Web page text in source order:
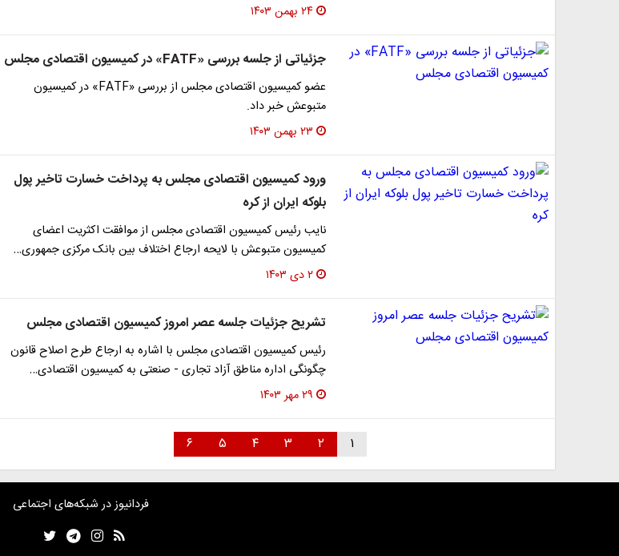
۲۴ بهمن ۱۴۰۳
جزئیاتی از جلسه بررسی «FATF» در کمیسیون اقتصادی مجلس
عضو کمیسیون اقتصادی مجلس از بررسی «FATF» در کمیسیون
متبوعش خبر داد.
۲۳ بهمن ۱۴۰۳
ورود کمیسیون اقتصادی مجلس به پرداخت خسارت تاخیر پول
بلوکه ایران از کره
نایب رئیس کمیسیون اقتصادی مجلس از موافقت اکثریت اعضای
کمیسیون متبوعش با لایحه ارجاع اختلاف بین بانک مرکزی جمهوری…
۲ دی ۱۴۰۳
تشریح جزئیات جلسه عصر امروز کمیسیون اقتصادی مجلس
رئیس کمیسیون اقتصادی مجلس با اشاره به ارجاع طرح اصلاح قانون
چگونگی اداره مناطق آزاد تجاری - صنعتی به کمیسیون اقتصادی…
۲۹ مهر ۱۴۰۳
۱ ۲ ۳ ۴ ۵ ۶
فردانیوز در شبکه‌های اجتماعی